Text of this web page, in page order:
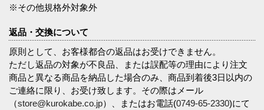
※その他規格外対象外
返品・交換について
原則として、お客様都合の返品はお受けできません。
ただし返品の対象が不良品、または誤配等の理由により注文
商品と異なる商品を納品した場合のみ、商品到着後3日以内の
ご連絡に限り、お受け致します。その際はメール
（store@kurokabe.co.jp）、またはお電話(0749-65-2330)にて